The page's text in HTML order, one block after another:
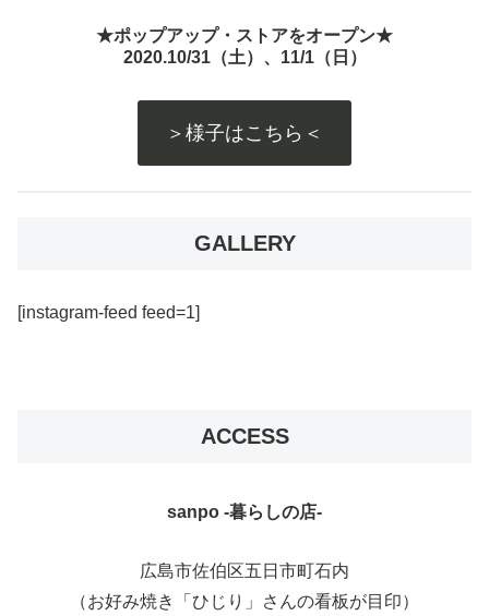
★ポップアップ・ストアをオープン★
2020.10/31（土）、11/1（日）
＞様子はこちら＜
GALLERY
[instagram-feed feed=1]
ACCESS
sanpo -暮らしの店-
広島市佐伯区五日市町石内
（お好み焼き「ひじり」さんの看板が目印）